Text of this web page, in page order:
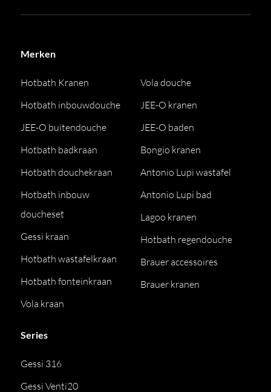
Merken
Hotbath Kranen
Hotbath inbouwdouche
JEE-O buitendouche
Hotbath badkraan
Hotbath douchekraan
Hotbath inbouw
doucheset
Gessi kraan
Hotbath wastafelkraan
Hotbath fonteinkraan
Vola kraan
Vola douche
JEE-O kranen
JEE-O baden
Bongio kranen
Antonio Lupi wastafel
Antonio Lupi bad
Lagoo kranen
Hotbath regendouche
Brauer accessoires
Brauer kranen
Series
Gessi 316
Gessi Venti20